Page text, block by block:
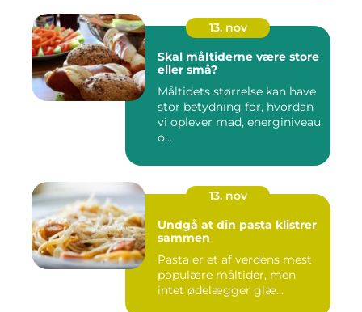
13. nov
Skal måltiderne være store
eller små?
Måltidets størrelse kan have
stor betydning for, hvordan
vi oplever mad, energiniveau
o...
13. nov
Undgå at din pasta klistrer
sammen
Pasta er et af verdens mest
populære måltider, men
intet ødelægger glæ...